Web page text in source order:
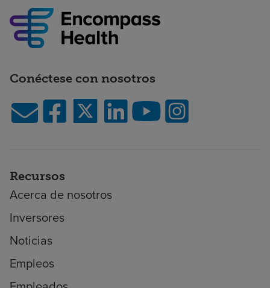
Conéctese con nosotros
Recursos
Acerca de nosotros
Inversores
Noticias
Empleos